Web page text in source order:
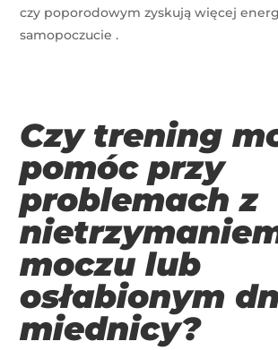
czy poporodowym zyskują więcej
samopoczucie .
Czy trening
pomóc przy
problemach z
moczu lub
osłabionym
miednicy?